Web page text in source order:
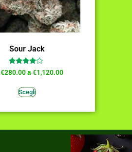
Sour Jack
Valutato
3.91
€280.00a €1,120.00
Scegli